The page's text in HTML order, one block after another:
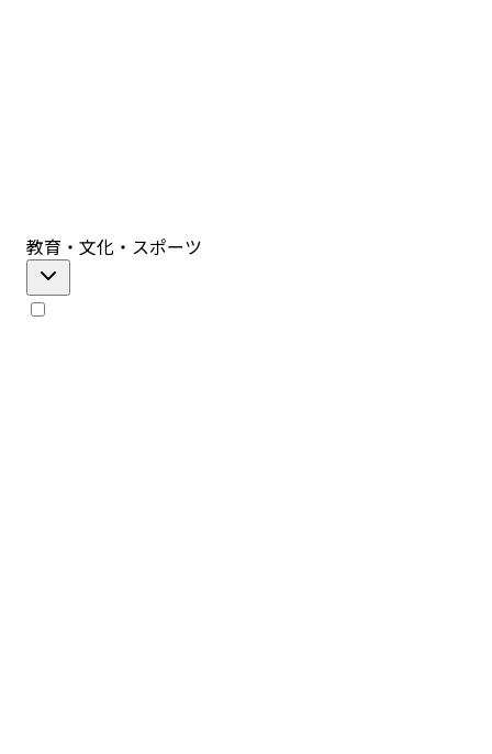
教育・文化・スポーツ